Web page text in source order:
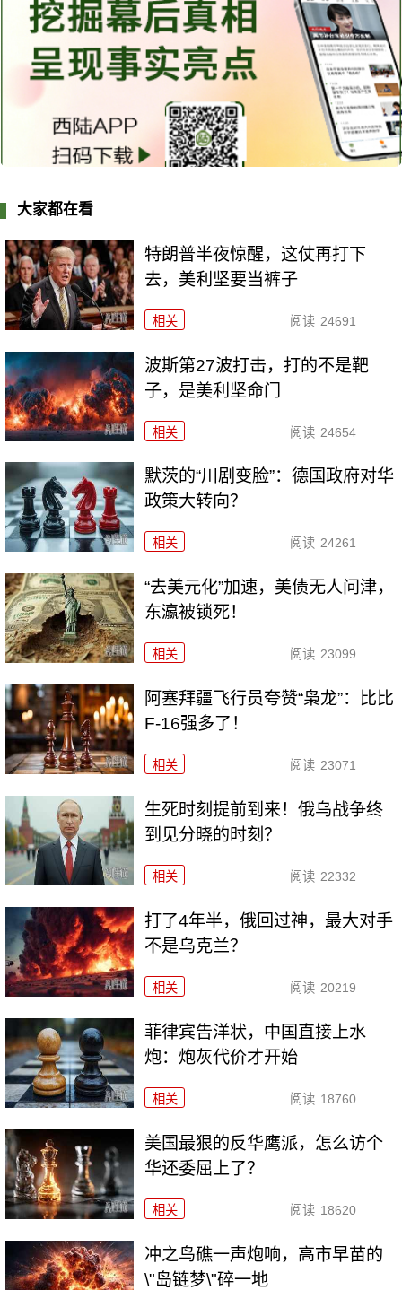
大家都在看
特朗普半夜惊醒，这仗再打下
去，美利坚要当裤子
相关 阅读 24691
波斯第27波打击，打的不是靶
子，是美利坚命门
相关 阅读 24654
默茨的“川剧变脸”：德国政府对华
政策大转向？
相关 阅读 24261
“去美元化”加速，美债无人问津，
东瀛被锁死！
相关 阅读 23099
阿塞拜疆飞行员夸赞“枭龙”：比比
F-16强多了！
相关 阅读 23071
生死时刻提前到来！俄乌战争终
到见分晓的时刻？
相关 阅读 22332
打了4年半，俄回过神，最大对手
不是乌克兰？
相关 阅读 20219
菲律宾告洋状，中国直接上水
炮：炮灰代价才开始
相关 阅读 18760
美国最狠的反华鹰派，怎么访个
华还委屈上了？
相关 阅读 18620
冲之鸟礁一声炮响，高市早苗的
\"岛链梦\"碎一地